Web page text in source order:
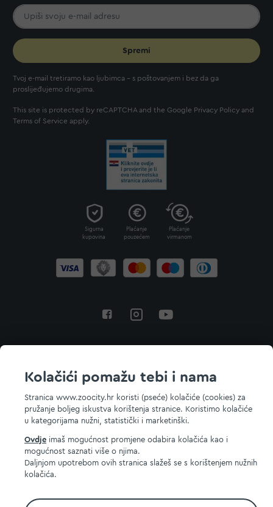
Kolačići pomažu tebi i nama
Stranica www.zoocity.hr koristi (pseće) kolačiće (cookies) za
pružanje boljeg iskustva korištenja stranice. Koristimo kolačiće
u kategorijama nužni, statistički i marketinški.
Ovdje imaš mogućnost promjene odabira kolačića kao i
mogućnost saznati više o njima.
Daljnjom upotrebom ovih stranica slažeš se s korištenjem nužnih
kolačića.
Spremi
Tvoj e-mail tretiramo kao ljubimca - s poštovanjem i bez da ga
proslijeđujemo drugima.
This site is protected by reCAPTCHA and the Google Privacy Policy and
Terms of Service apply.
Sigurna
kupovina
Plaćanje
pouzećem
Plaćanje
virmanom
© 2026 ZOOCITY. Sva prava zadržana.